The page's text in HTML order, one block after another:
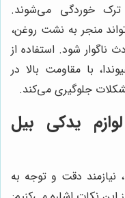
خوردگی می‌شوند.
منجر به نشت روغن،
شود. استفاده از
با مقاومت بالا در
جلوگیری می‌کند.
یدکی بیل
نیازمند دقت و توجه به